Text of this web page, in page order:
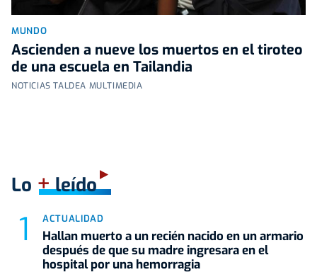
MUNDO
Ascienden a nueve los muertos en el tiroteo
de una escuela en Tailandia
NOTICIAS TALDEA MULTIMEDIA
Lo +leído
ACTUALIDAD
Hallan muerto a un recién nacido en un armario
después de que su madre ingresara en el
hospital por una hemorragia